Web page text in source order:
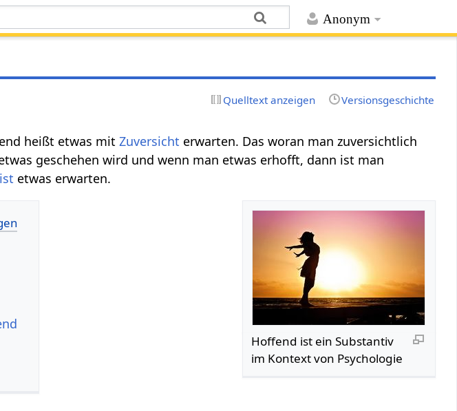
Anonym
Quelltext anzeigen Versionsgeschichte
heißt etwas mitZuversicht erwarten. Das woran man zuversichtlich
geschehen wird und wenn man etwas erhofft, dann ist man
etwas erwarten.
Hoffend‏‎ ist ein Substantiv
im Kontext von Psychologie